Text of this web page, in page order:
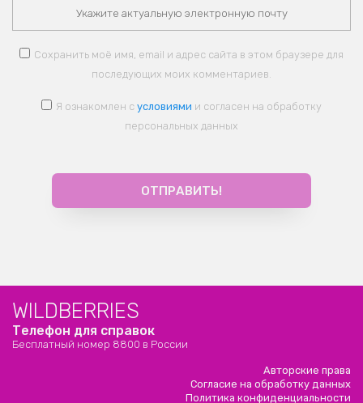
Сохранить моё имя, email и адрес сайта в этом браузере для
последующих моих комментариев.
Я ознакомлен с условиями и согласен на обработку
персональных данных
WILDBERRIES
Телефон для справок
Бесплатный номер 8800 в России
Авторские права
Согласие на обработку данных
Политика конфиденциальности